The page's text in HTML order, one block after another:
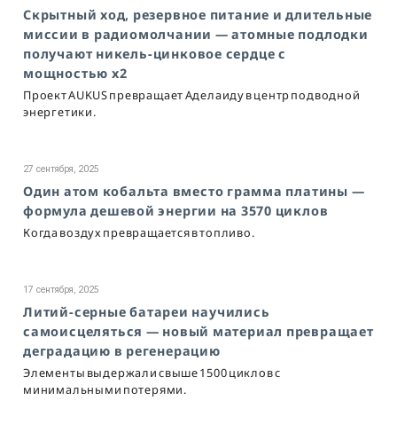
Скрытный ход, резервное питание и длительные
миссии в радиомолчании — атомные подлодки
получают никель-цинковое сердце с
мощностью x2
Проект AUKUS превращает Аделаиду в центр подводной
энергетики.
27 сентября, 2025
Один атом кобальта вместо грамма платины —
формула дешевой энергии на 3570 циклов
Когда воздух превращается в топливо.
17 сентября, 2025
Литий-серные батареи научились
самоисцеляться — новый материал превращает
деградацию в регенерацию
Элементы выдержали свыше 1500 циклов с
минимальными потерями.